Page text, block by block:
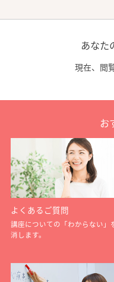
あなた
現在、閲
お
よくあるご質問
講座についての「わからない」
消します。